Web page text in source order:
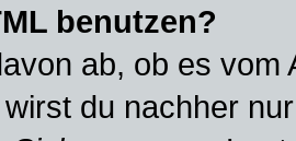
benutzen?
ab, ob es
du nachher